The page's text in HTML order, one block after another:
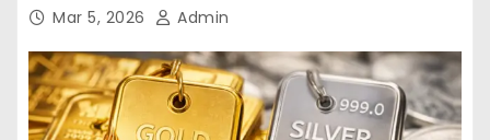
Mar 5, 2026 Admin